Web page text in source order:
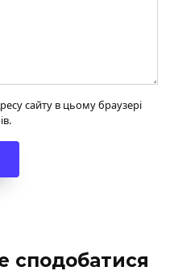
сайту в цьому браузері
сподобатися